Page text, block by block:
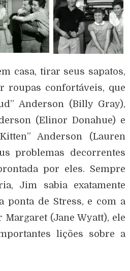
casa, tirar seus sapatos,
roupas confortáveis, que
Anderson (Billy Gray),
(Elinor Donahue) e
Anderson (Lauren
problemas decorrentes
por eles. Sempre
Jim sabia exatamente
ponta de Stress, e com a
(Jane Wyatt), ele
lições sobre a